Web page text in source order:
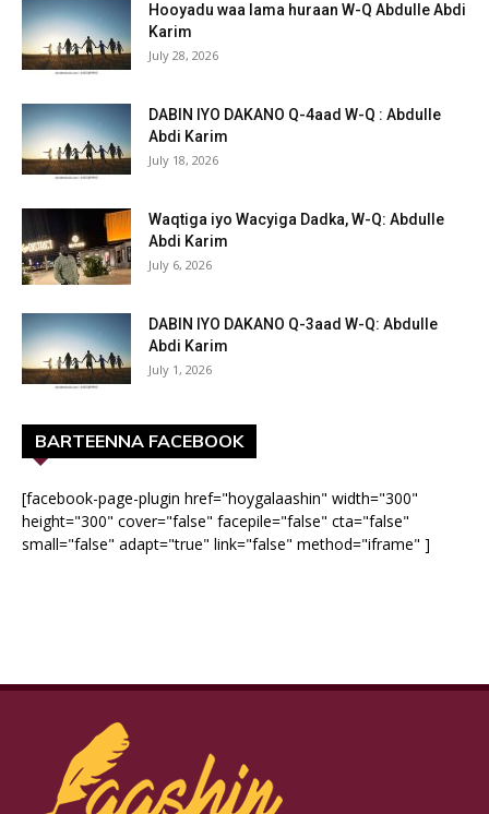
Hooyadu waa lama huraan W-Q Abdulle Abdi
Karim
July 28, 2026
DABIN IYO DAKANO Q-4aad W-Q : Abdulle
Abdi Karim
July 18, 2026
Waqtiga iyo Wacyiga Dadka, W-Q: Abdulle
Abdi Karim
July 6, 2026
DABIN IYO DAKANO Q-3aad W-Q: Abdulle
Abdi Karim
July 1, 2026
BARTEENNA FACEBOOK
[facebook-page-plugin href="hoygalaashin" width="300"
height="300" cover="false" facepile="false" cta="false"
small="false" adapt="true" link="false" method="iframe" ]